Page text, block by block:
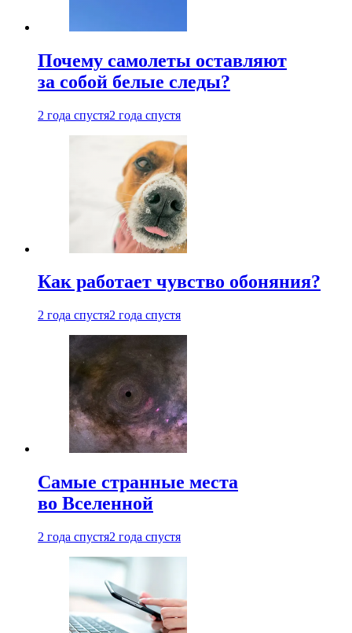
Почему самолеты оставляют
за собой белые следы?
2 года спустя2 года спустя
Как работает чувство обоняния?
2 года спустя2 года спустя
Самые странные места
во Вселенной
2 года спустя2 года спустя